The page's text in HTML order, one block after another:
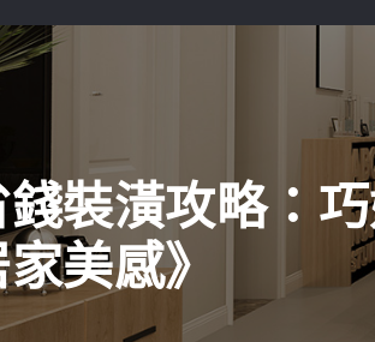
錢裝潢攻略：
美感》